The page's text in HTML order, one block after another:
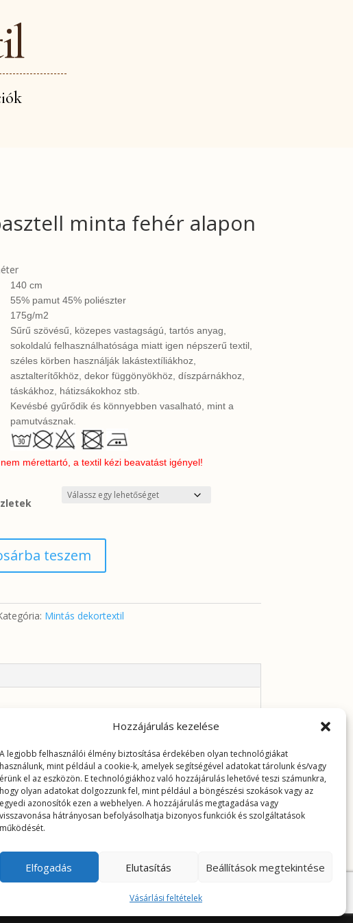
Hozzájárulás kezelése
A legjobb felhasználói élmény biztosítása érdekében olyan technológiákat
használunk, mint például a cookie-k, amelyek segítségével adatokat tárolunk és/vagy
érünk el az eszközön. E technológiákhoz való hozzájárulás lehetővé teszi számunkra,
hogy olyan adatokat dolgozzunk fel, mint például a böngészési szokások vagy az
egyedi azonosítók ezen a webhelyen. A hozzájárulás megtagadása vagy
visszavonása hátrányosan befolyásolhatja bizonyos funkciók és szolgáltatások
működését.
Elfogadás Elutasítás Beállítások megtekintése
Vásárlási feltételek
minta fehér alapon
140 cm
55% pamut 45% poliészter
175g/m2
Sűrű szövésű, közepes vastagságú, tartós anyag,
sokoldalú felhasználhatósága miatt igen népszerű textil,
széles körben használják lakástextíliákhoz,
asztalterítőkhöz, dekor függönyökhöz, díszpárnákhoz,
táskákhoz, hátizsákokhoz stb.
Kevésbé gyűrődik és könnyebben vasalható, mint a
pamutvásznak.
mérettartó, a textil kézi beavatást igényel!
teszem
Mintás dekortextil